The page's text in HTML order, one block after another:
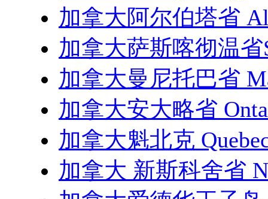
加拿大阿尔伯塔省
加拿大萨斯喀彻温省
加拿大曼尼托巴省
加拿大安大略省
加拿大魁北克
加拿大 新斯科舍省